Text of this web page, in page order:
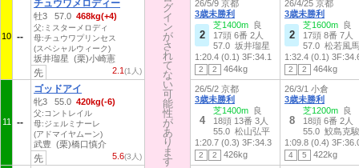
グ
イ
ン
が
さ
れ
て
な
い
可
能
性
が
あ
り
ま
す
10
チュウワメロディー
牡3 57.0 468kg(+4)
父:ミスターメロディ
母:チュウワプリンセス
(スペシャルウィーク)
坂井瑠星 (栗)小崎憲
2.1(1人)
先
11
ゴッドアイ
牝3 55.0 420kg(-6)
父:コントレイル
母:ジェルミナーレ
(アドマイヤムーン)
武豊 (栗)橋口慎介
5.6(3人)
先
グ
イ
ン
が
さ
れ
て
な
い
可
能
性
が
あ
り
ま
す
26/5/9 京都
3歳未勝利
2
芝1400m 良
17頭 6番 2人
57.0 坂井瑠星
1:20.4 (0.1) 3F:34.1
2 2 464kg
26/4/25 京都
3歳未勝利
2
芝1600m 良
17頭 8番 7人
57.0 松若風馬
1:32.4 (0.1)
2 2 464kg
26/5/2 京都
3歳未勝利
4
芝1400m 良
18頭 13番 3人
55.0 松山弘平
1:20.7 (0.3) 3F:34.3
2 2 426kg
26/3/1 小倉
3歳未勝利
8
芝1200m 良
18頭 6番 2人
55.0 鮫島克駿
1:09.8 (0.4)
4 5 422kg